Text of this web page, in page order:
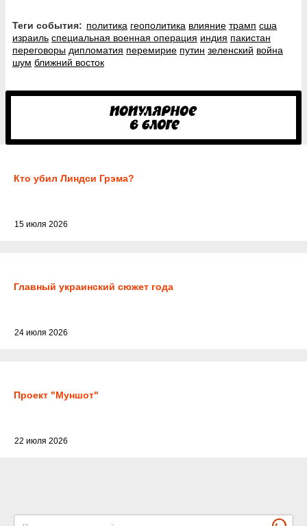
Теги события: политика геополитика влияние трамп сша
израиль специальная военная операция индия пакистан
переговоры дипломатия перемирие путин зеленский война
шум ближний восток
Кто убил Линдси Грэма?
15 июля 2026
Главный украинский сюжет года
24 июля 2026
Проект "Муншот"
22 июля 2026